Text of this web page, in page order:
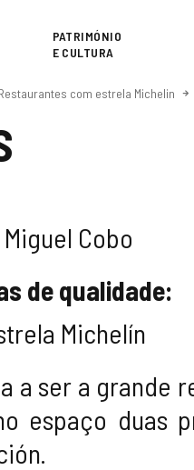
Superior
PATRIMÓNIO
E CULTURA
com estrela Michelin
Miguel Cobo
de qualidade:
Michelín
a ser a grande
espaço duas